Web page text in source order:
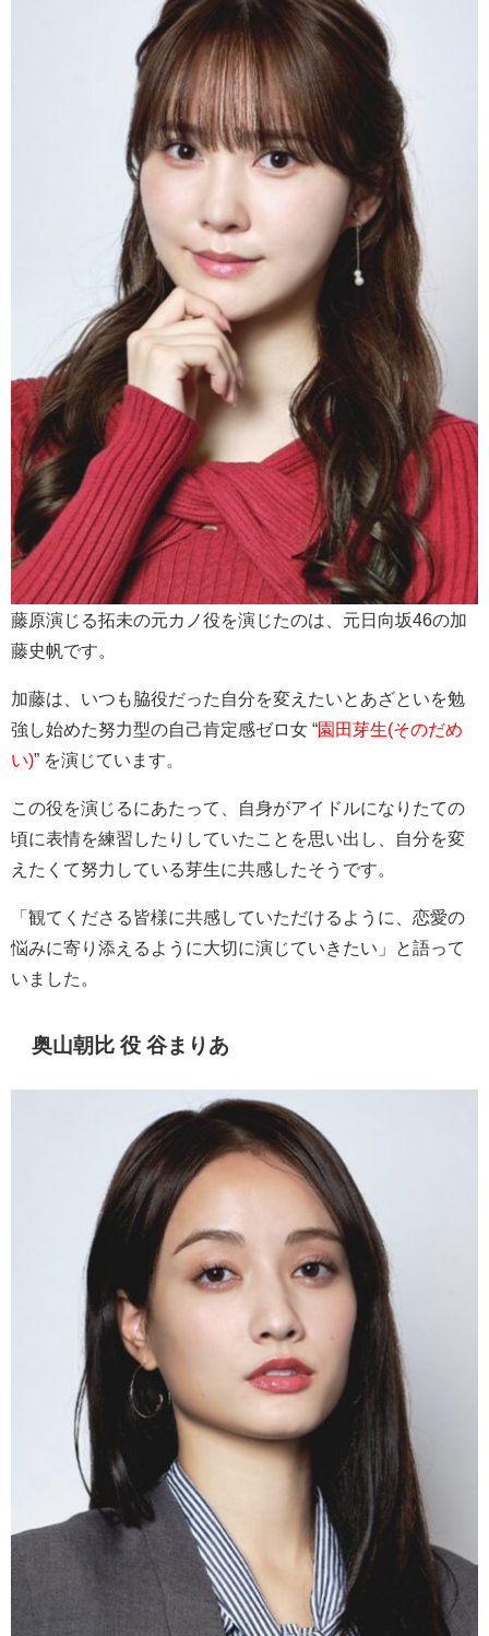
藤原演じる拓未の元カノ役を演じたのは、元日向坂46の加
藤史帆です。
加藤は、いつも脇役だった自分を変えたいとあざといを勉
強し始めた努力型の自己肯定感ゼロ女 “園田芽生(そのだめ
い)” を演じています。
この役を演じるにあたって、自身がアイドルになりたての
頃に表情を練習したりしていたことを思い出し、自分を変
えたくて努力している芽生に共感したそうです。
「観てくださる皆様に共感していただけるように、恋愛の
悩みに寄り添えるように大切に演じていきたい」と語って
いました。
奥山朝比 役 谷まりあ